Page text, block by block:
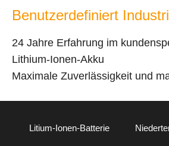
Benutzerdefiniert
24 Jahre Erfahrung im
Lithium-Ionen-Akku
Maximale Zuverlässigkeit und
Litium-Ionen-Batterie